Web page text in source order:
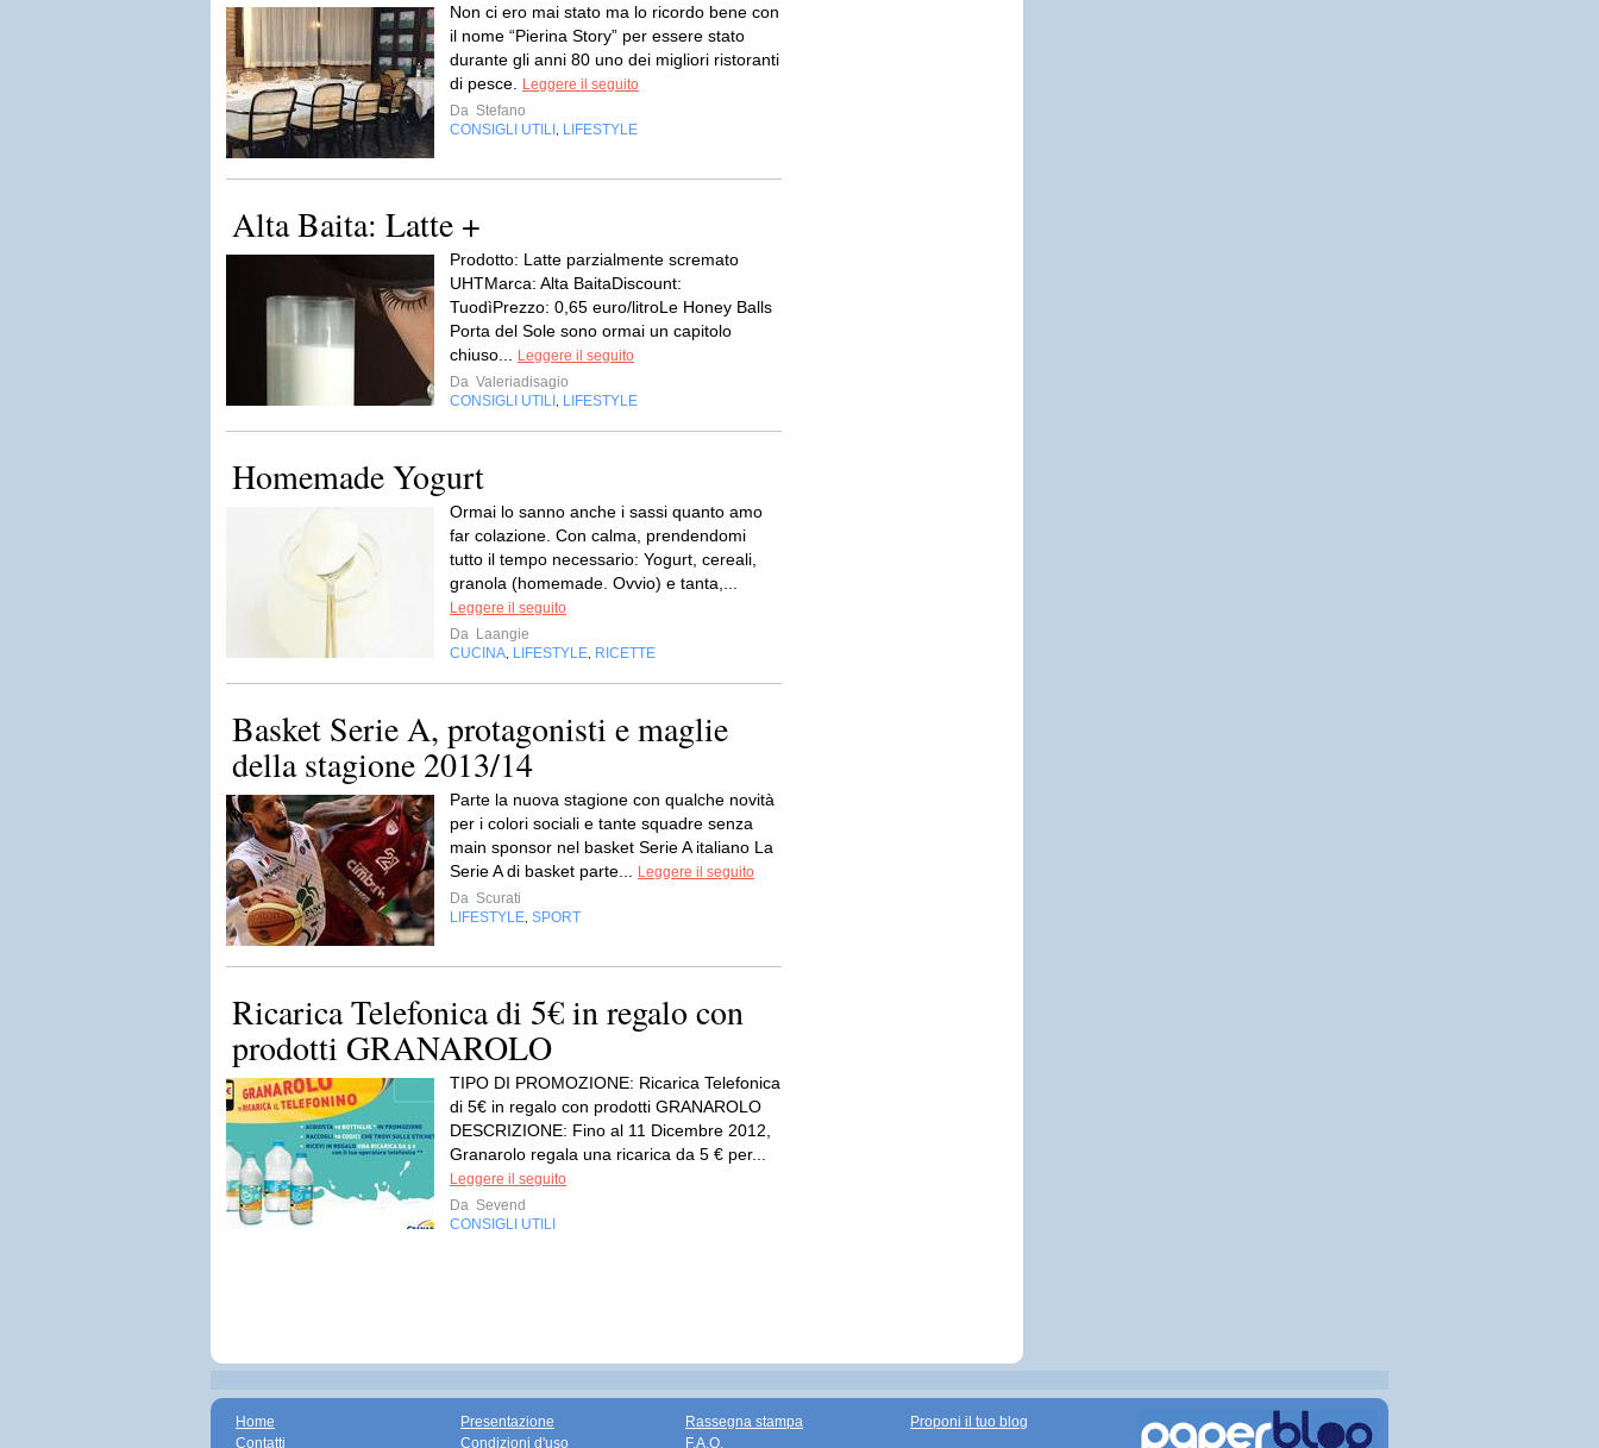
Non ci ero mai stato ma lo ricordo bene con
il nome “Pierina Story” per essere stato
durante gli anni 80 uno dei migliori ristoranti
di pesce.
Leggere il seguito
Da Stefano
CONSIGLI UTILI
LIFESTYLE
Alta Baita: Latte +
Prodotto: Latte parzialmente scremato
UHTMarca: Alta BaitaDiscount:
TuodìPrezzo: 0,65 euro/litroLe Honey Balls
Porta del Sole sono ormai un capitolo
chiuso...
Leggere il seguito
Da Valeriadisagio
CONSIGLI UTILI
LIFESTYLE
Homemade Yogurt
Ormai lo sanno anche i sassi quanto amo
far colazione. Con calma, prendendomi
tutto il tempo necessario: Yogurt, cereali,
granola (homemade. Ovvio) e tanta,...
Leggere il seguito
Da Laangie
CUCINA LIFESTYLE RICETTE
Basket Serie A, protagonisti e maglie
della stagione 2013/14
Parte la nuova stagione con qualche novità
per i colori sociali e tante squadre senza
main sponsor nel basket Serie A italiano La
Serie A di basket parte...
Leggere il seguito
Da Scurati
LIFESTYLE SPORT
Ricarica Telefonica di 5€ in regalo con
prodotti GRANAROLO
TIPO DI PROMOZIONE: Ricarica Telefonica
di 5€ in regalo con prodotti GRANAROLO
DESCRIZIONE: Fino al 11 Dicembre 2012,
Granarolo regala una ricarica da 5 € per...
Leggere il seguito
Da Sevend
CONSIGLI UTILI
Home
Contatti
Presentazione
Condizioni d'uso
Rassegna stampa
F.A.Q.
Proponi il tuo blog